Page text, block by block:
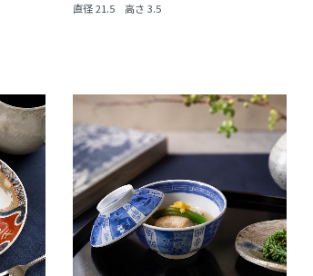
直径 21.5 高さ 3.5